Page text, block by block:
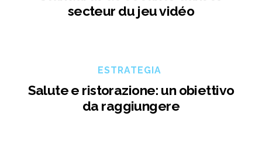
secteur du jeu vidéo
ESTRATEGIA
Salute e ristorazione: un obiettivo
da raggiungere